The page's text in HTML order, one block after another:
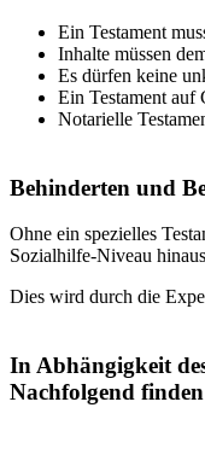
Ein Testament
Inhalte müssen
Es dürfen keine
Ein Testament auf
Notarielle
Behinderten und
Ohne ein spezielles
Sozialhilfe-Niveau
Dies wird durch die
In Abhängigkeit
Nachfolgend